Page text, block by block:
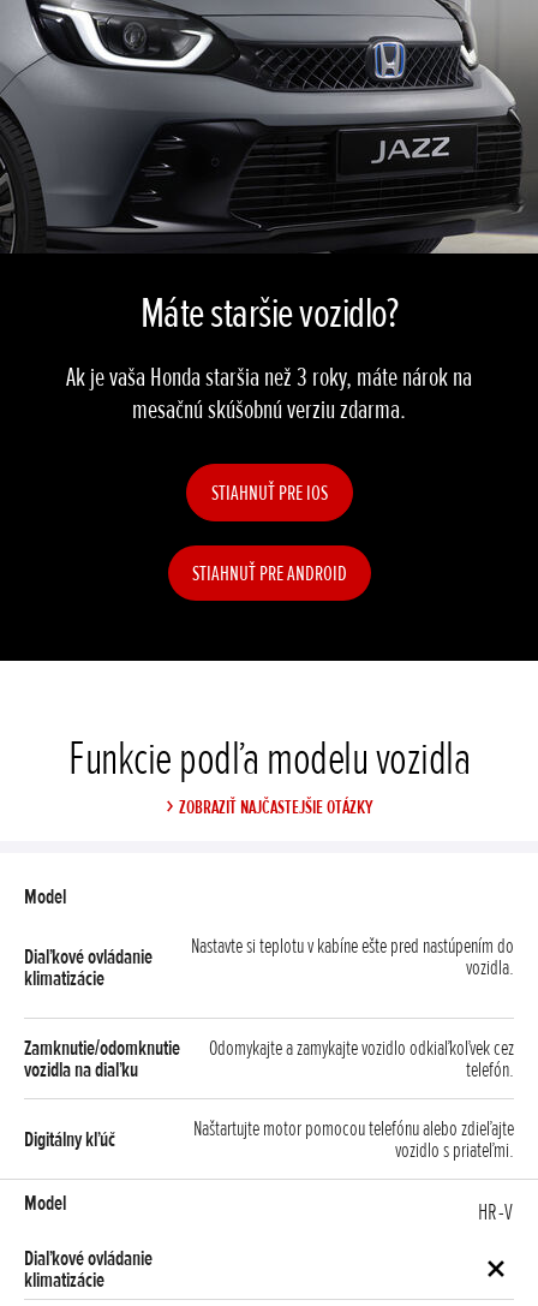
Máte staršie vozidlo?
Ak je vaša Honda staršia než 3 roky, máte nárok na
mesačnú skúšobnú verziu zdarma.
STIAHNUŤ PRE IOS
STIAHNUŤ PRE ANDROID
Funkcie podľa modelu vozidla
ZOBRAZIŤ NAJČASTEJŠIE OTÁZKY
Nastavte si teplotu v kabíne ešte pred nastúpením do
vozidla.
Odomykajte a zamykajte vozidlo odkiaľkoľvek cez
telefón.
Naštartujte motor pomocou telefónu alebo zdieľajte
vozidlo s priateľmi.
HR-V